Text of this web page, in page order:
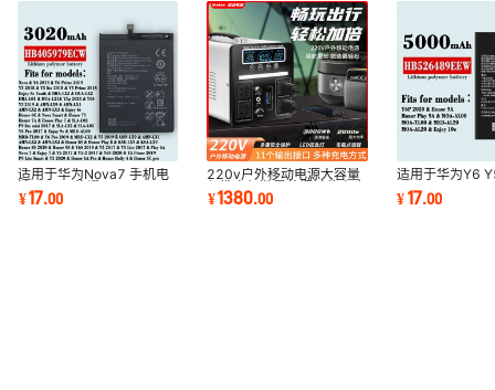
适用于华为Nova7 手机电
池Y6 Y5 荣耀
HB405979ECW全新耐用
¥17.00
220v户外移动电源大容量
便携自驾游露营摆摊停电应
急储能电源
¥1380.00
适用于华为Y6
Enjoy 6s 9e 8e
¥17.00